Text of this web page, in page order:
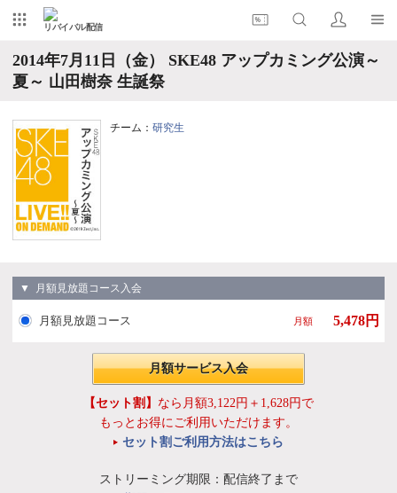
リバイバル配信
2014年7月11日（金） SKE48 アップカミング公演～
夏～ 山田樹奈 生誕祭
チーム： 研究生
▼ 月額見放題コース入会
月額見放題コース 月額 5,478円
月額サービス入会
【セット割】 なら月額3,122円＋1,628円で
もっとお得にご利用いただけます。
セット割ご利用方法はこちら
ストリーミング期限：配信終了まで